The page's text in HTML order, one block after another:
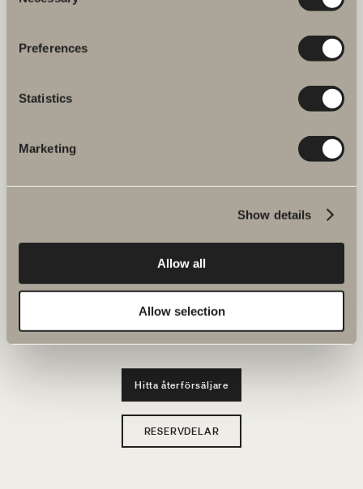
Preferences
Statistics
Marketing
Show details
Allow all
Allow selection
514 60 Dalstorp
Ritverktyg
Hållbarhet
Badrumsinspiration
Hitta återförsäljare
RESERVDELAR